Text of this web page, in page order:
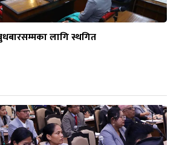
लागि स्थगित